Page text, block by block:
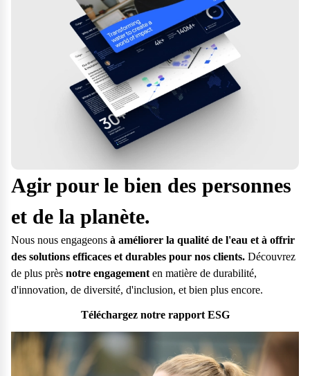
Agir pour le bien des personnes
et de la planète.
Nous nous engageons à améliorer la qualité de l'eau et à offrir
des solutions efficaces et durables pour nos clients. Découvrez
de plus près notre engagement en matière de durabilité,
d'innovation, de diversité, d'inclusion, et bien plus encore.
Téléchargez notre rapport ESG